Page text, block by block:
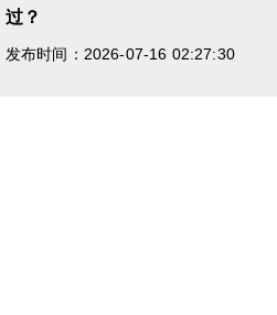
过？
发布时间：2026-07-16 02:27:30